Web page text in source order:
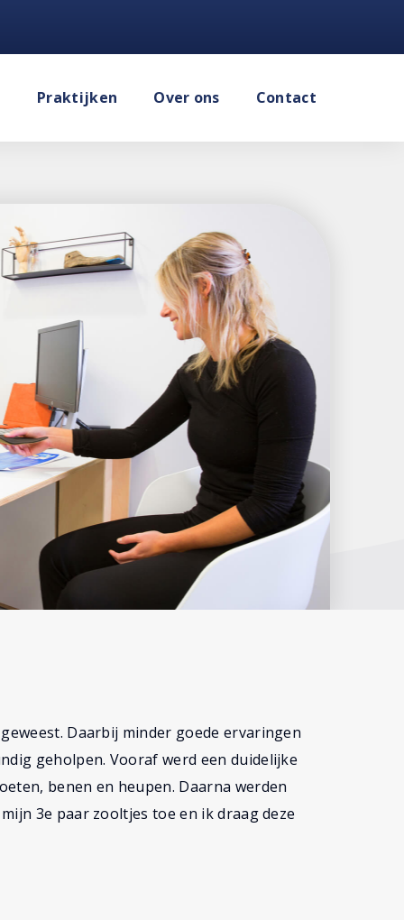
Praktijken Over ons Contact
Daarbij minder goede ervaringen
geholpen. Vooraf werd een duidelijke
benen en heupen. Daarna werden
3e paar zooltjes toe en ik draag deze